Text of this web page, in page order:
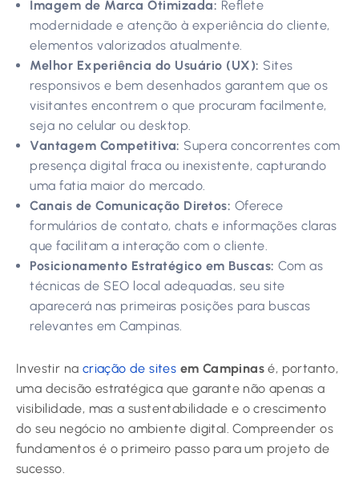
Imagem de Marca Otimizada: Reflete
modernidade e atenção à experiência do cliente,
elementos valorizados atualmente.
Melhor Experiência do Usuário (UX): Sites
responsivos e bem desenhados garantem que os
visitantes encontrem o que procuram facilmente,
seja no celular ou desktop.
Vantagem Competitiva: Supera concorrentes com
presença digital fraca ou inexistente, capturando
uma fatia maior do mercado.
Canais de Comunicação Diretos: Oferece
formulários de contato, chats e informações claras
que facilitam a interação com o cliente.
Posicionamento Estratégico em Buscas: Com as
técnicas de SEO local adequadas, seu site
aparecerá nas primeiras posições para buscas
relevantes em Campinas.
Investir na criação de sites em Campinas é, portanto,
uma decisão estratégica que garante não apenas a
visibilidade, mas a sustentabilidade e o crescimento
do seu negócio no ambiente digital. Compreender os
fundamentos é o primeiro passo para um projeto de
sucesso.